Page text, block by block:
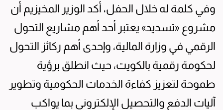
وفي كلمة له خلال الحفل، أكد الوزير المخيزيم أن
مشروع «تسديد» يعتبر أحد أهم مشاريع التحول
الرقمي في وزارة المالية، وإحدى أهم ركائز التحول
لحكومة رقمية بالكويت، حيث انطلق برؤية
طموحة لتعزيز كفاءة الخدمات الحكومية وتطوير
آليات الدفع والتحصيل الإلكتروني بما يواكب